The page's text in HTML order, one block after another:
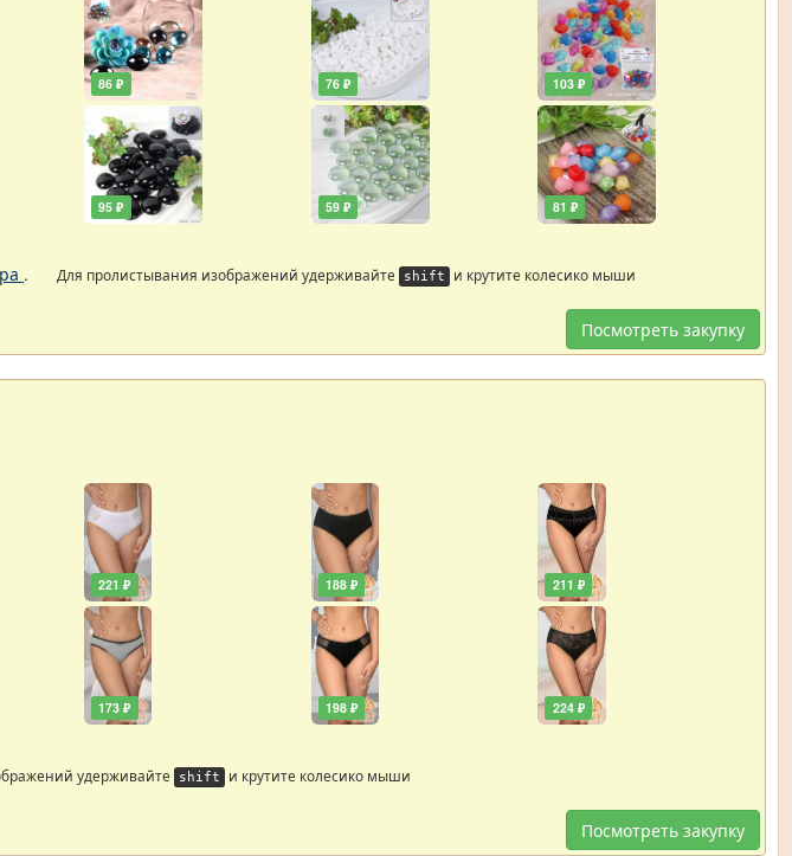
86 ₽
95 ₽
76 ₽
59 ₽
103 ₽
81 ₽
. Для пролистывания изображений удерживайте shift и крутите колесико мыши
Посмотреть закупку
221 ₽
173 ₽
188 ₽
198 ₽
211 ₽
224 ₽
удерживайте shift и крутите колесико мыши
Посмотреть закупку